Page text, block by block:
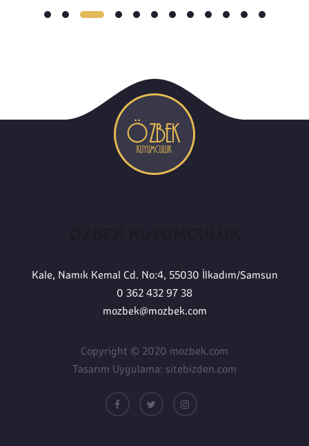
Kale, Namık Kemal Cd. No:4, 55030 İlkadım/Samsun
0 362 432 97 38
mozbek@mozbek.com
Copyright © 2020 mozbek.com
Tasarım Uygulama: sitebizden.com